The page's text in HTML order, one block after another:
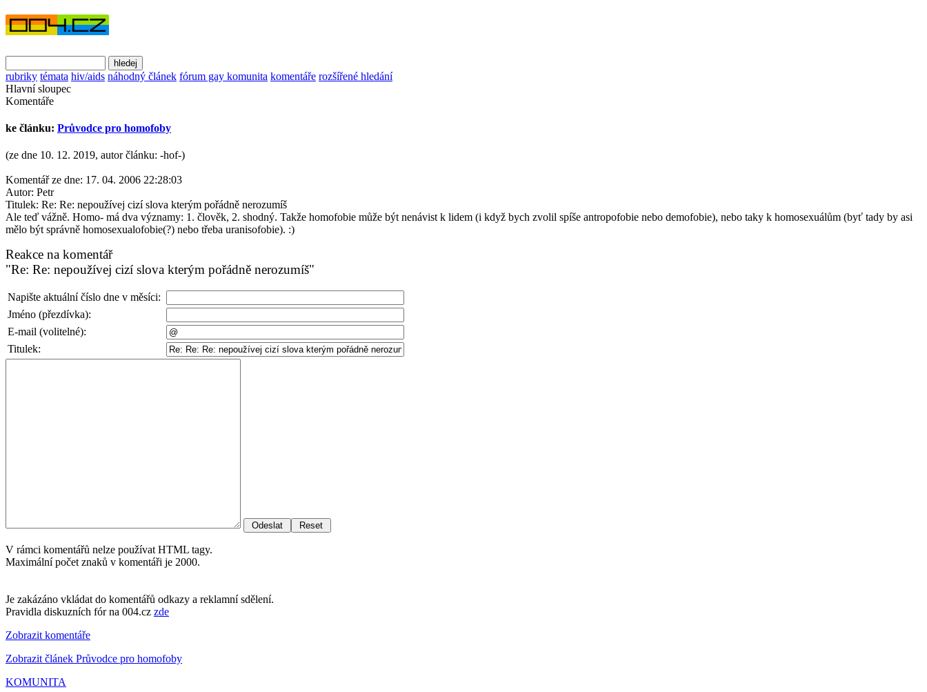
rubriky témata hiv/aids náhodný článek fórum gay komunita komentáře rozšířené hledání
Hlavní sloupec
Komentáře
ke článku: Průvodce pro homofoby
(ze dne 10. 12. 2019, autor článku: -hof-)
Komentář ze dne: 17. 04. 2006 22:28:03
Autor: Petr
Titulek: Re: Re: nepoužívej cizí slova kterým pořádně nerozumíš
Ale teď vážně. Homo- má dva významy: 1. člověk, 2. shodný. Takže homofobie může být nenávist k lidem (i když bych zvolil spíše antropofobie nebo demofobie), nebo taky k homosexuálům (byť tady by asi
mělo být správně homosexualofobie(?) nebo třeba uranisofobie). :)
Reakce na komentář
"Re: Re: nepoužívej cizí slova kterým pořádně nerozumíš"
Napište aktuální číslo dne v měsíci:
Jméno (přezdívka):
E-mail (volitelné):
Titulek:
V rámci komentářů nelze používat HTML tagy.
Maximální počet znaků v komentáři je 2000.
Je zakázáno vkládat do komentářů odkazy a reklamní sdělení.
Pravidla diskuzních fór na 004.cz zde
Zobrazit komentáře
Zobrazit článek Průvodce pro homofoby
KOMUNITA